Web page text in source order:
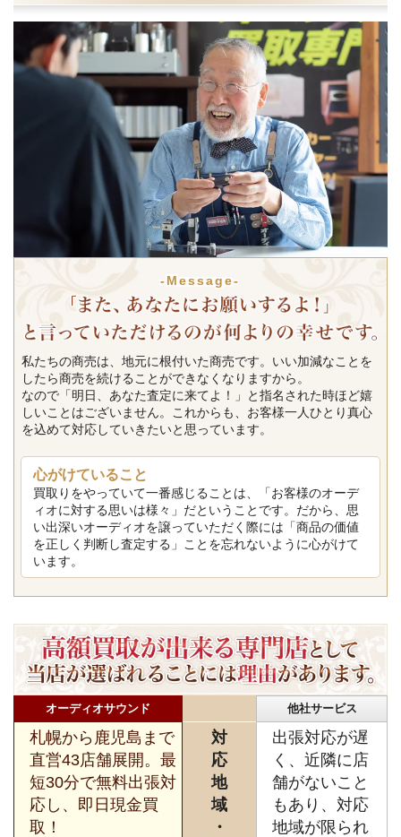
-Message-
私たちの商売は、地元に根付いた商売です。いい加減なことを
したら商売を続けることができなくなりますから。
なので「明日、あなた査定に来てよ！」と指名された時ほど嬉
しいことはございません。これからも、お客様一人ひとり真心
を込めて対応していきたいと思っています。
心がけていること
買取りをやっていて一番感じることは、「お客様のオーデ
ィオに対する思いは様々」だということです。だから、思
い出深いオーディオを譲っていただく際には「商品の価値
を正しく判断し査定する」ことを忘れないように心がけて
います。
オーディオサウンド 他社サービス
札幌から鹿児島まで
直営43店舗展開。最
短30分で無料出張対
応し、即日現金買
取！
対
応
地
域
・
出張対応が遅
く、近隣に店
舗がないこと
もあり、対応
地域が限られ